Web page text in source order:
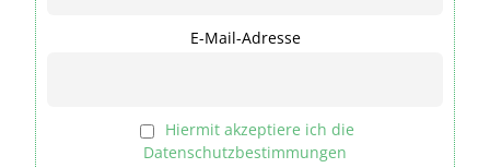
E-Mail-Adresse
Hiermit akzeptiere ich die
Datenschutzbestimmungen